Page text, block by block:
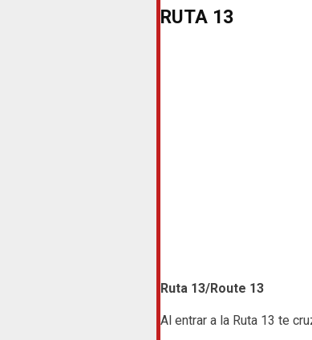
RUTA 13
Ruta 13/Route 13
Al entrar a la Ruta 13 te